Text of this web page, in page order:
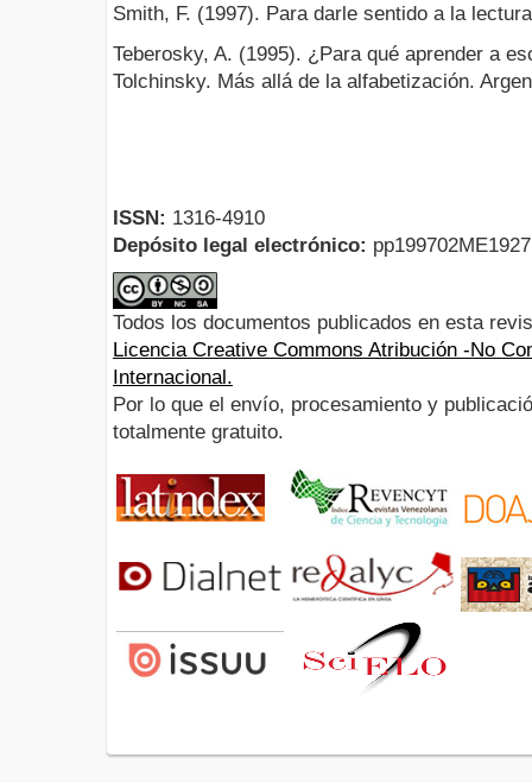
Smith, F. (1997). Para darle sentido a la
Teberosky, A. (1995). ¿Para qué aprender a
Tolchinsky. Más allá de la alfabetización.
ISSN: 1316-4910
Depósito legal electrónico:
Todos los documentos publicados en esta
Licencia Creative Commons Atribución -No
Internacional.
Por lo que el envío, procesamiento y
totalmente gratuito.